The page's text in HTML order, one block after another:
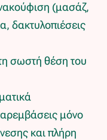
(μασάζ,
δακτυλοπιέσεις
σωστή θέση του
μόνο
και πλήρη